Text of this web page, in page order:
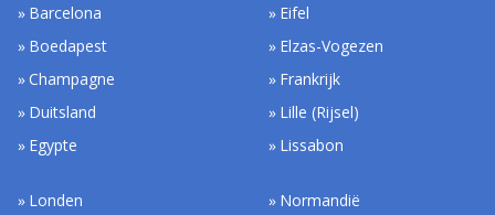
Barcelona
Boedapest
Champagne
Duitsland
Egypte
Eifel
Elzas-Vogezen
Frankrijk
Lille (Rijsel)
Lissabon
Londen
Normandië